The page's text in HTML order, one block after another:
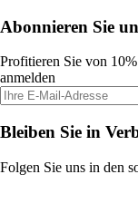
Abonnieren Sie
Profitieren Sie von
anmelden
Bleiben Sie in
Folgen Sie uns in den